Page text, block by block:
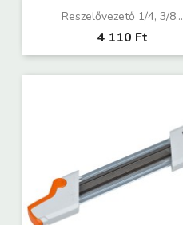
Reszelővezető 1/4, 3/8...
4 110 Ft